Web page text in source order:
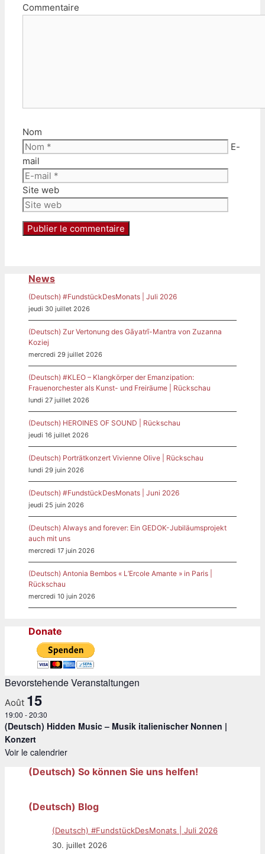
Commentaire
Nom
E-
mail
Site web
News
(Deutsch) #FundstückDesMonats | Juli 2026
jeudi 30 juillet 2026
(Deutsch) Zur Vertonung des Gāyatrī-Mantra von Zuzanna
Koziej
mercredi 29 juillet 2026
(Deutsch) #KLEO – Klangkörper der Emanzipation:
Frauenorchester als Kunst- und Freiräume | Rückschau
lundi 27 juillet 2026
(Deutsch) HEROINES OF SOUND | Rückschau
jeudi 16 juillet 2026
(Deutsch) Porträtkonzert Vivienne Olive | Rückschau
lundi 29 juin 2026
(Deutsch) #FundstückDesMonats | Juni 2026
jeudi 25 juin 2026
(Deutsch) Always and forever: Ein GEDOK-Jubiläumsprojekt
auch mit uns
mercredi 17 juin 2026
(Deutsch) Antonia Bembos « L’Ercole Amante » in Paris |
Rückschau
mercredi 10 juin 2026
Donate
Bevorstehende Veranstaltungen
Août 15
19:00 -20:30
(Deutsch) Hidden Music – Musik italienischer Nonnen |
Konzert
Voir le calendrier
(Deutsch) So können Sie uns helfen!
(Deutsch) Blog
(Deutsch) #FundstückDesMonats | Juli 2026
30. juillet 2026